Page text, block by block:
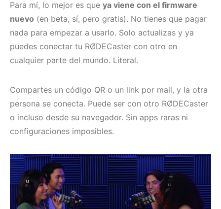
Para mí, lo mejor es que ya viene con el firmware
nuevo (en beta, sí, pero gratis). No tienes que pagar
nada para empezar a usarlo. Solo actualizas y ya
puedes conectar tu RØDECaster con otro en
cualquier parte del mundo. Literal.
Compartes un código QR o un link por mail, y la otra
persona se conecta. Puede ser con otro RØDECaster
o incluso desde su navegador. Sin apps raras ni
configuraciones imposibles.